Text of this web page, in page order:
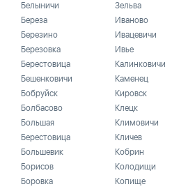
Белыничи
Береза
Березино
Березовка
Берестовица
Бешенковичи
Бобруйск
Болбасово
Большая
Берестовица
Большевик
Борисов
Боровка
Зельва
Иваново
Ивацевичи
Ивье
Калинковичи
Каменец
Кировск
Клецк
Климовичи
Кличев
Кобрин
Колодищи
Копище